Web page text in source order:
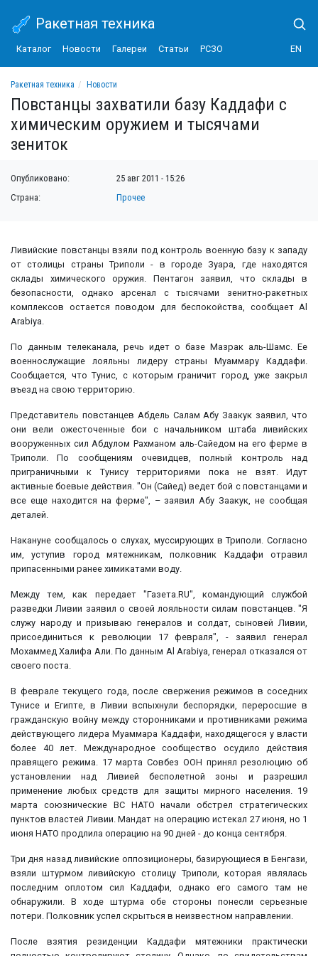
Ракетная техника
Каталог Новости Галереи Статьи РСЗО EN
Ракетная техника
Новости
Повстанцы захватили базу Каддафи с химическим оружием и тысячами
Повстанцы захватили базу Каддафи с
химическим оружием и тысячами
зениток
Опубликовано:
25 авг 2011 - 15:26
Страна:
Прочее
Ливийские повстанцы взяли под контроль военную базу к западу
от столицы страны Триполи - в городе Зуара, где находятся
склады химического оружия. Пентагон заявил, что склады в
безопасности, однако арсенал с тысячами зенитно-ракетных
комплексов остается поводом для беспокойства, сообщает Al
Arabiya.
По данным телеканала, речь идет о базе Мазрак аль-Шамс. Ее
военнослужащие лояльны лидеру страны Муаммару Каддафи.
Сообщается, что Тунис, с которым граничит город, уже закрыл
въезд на свою территорию.
Представитель повстанцев Абдель Салам Абу Заакук заявил, что
они вели ожесточенные бои с начальником штаба ливийских
вооруженных сил Абдулом Рахманом аль-Сайедом на его ферме в
Триполи. По сообщениям очевидцев, полный контроль над
приграничными к Тунису территориями пока не взят. Идут
активные боевые действия. "Он (Сайед) ведет бой с повстанцами и
все еще находится на ферме", – заявил Абу Заакук, не сообщая
деталей.
Накануне сообщалось о слухах, муссирующих в Триполи. Согласно
им, уступив город мятежникам, полковник Каддафи отравил
припасенными ранее химикатами воду.
Между тем, как передает "Газета.RU", командующий службой
разведки Ливии заявил о своей лояльности силам повстанцев. "Я
служу народу и призываю генералов и солдат, сыновей Ливии,
присоединиться к революции 17 февраля", - заявил генерал
Мохаммед Халифа Али. По данным Al Arabiya, генерал отказался от
своего поста.
В феврале текущего года, после свержения режимов в соседних
Тунисе и Египте, в Ливии вспыхнули беспорядки, переросшие в
гражданскую войну между сторонниками и противниками режима
действующего лидера Муаммара Каддафи, находящегося у власти
более 40 лет. Международное сообщество осудило действия
правящего режима. 17 марта Совбез ООН принял резолюцию об
установлении над Ливией бесполетной зоны и разрешил
применение любых средств для защиты мирного населения. 19
марта союзнические ВС НАТО начали обстрел стратегических
пунктов властей Ливии. Мандат на операцию истекал 27 июня, но 1
июня НАТО продлила операцию на 90 дней - до конца сентября.
Три дня назад ливийские оппозиционеры, базирующиеся в Бенгази,
взяли штурмом ливийскую столицу Триполи, которая являлась
последним оплотом сил Каддафи, однако его самого там не
обнаружили. В ходе штурма обе стороны понесли серьезные
потери. Полковник успел скрыться в неизвестном направлении.
После взятия резиденции Каддафи мятежники практически